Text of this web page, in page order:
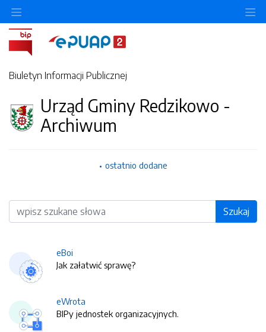
Biuletyn Informacji Publicznej
Urząd Gminy Redzikowo -
Archiwum
ostatnio dodane
Wyszukiwarka Szukaj
eBoi
Jak załatwić sprawę?
eWrota
BIPy jednostek organizacyjnych.